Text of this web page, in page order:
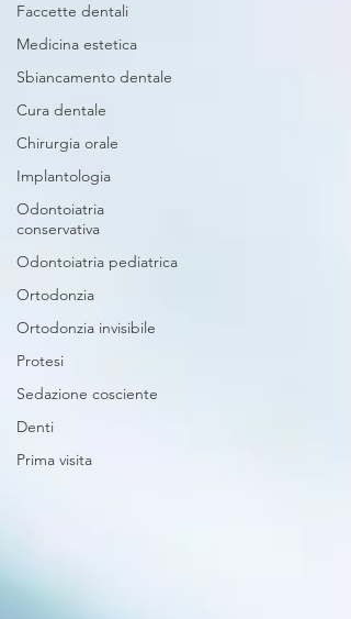
Faccette dentali
Medicina estetica
Sbiancamento dentale
Cura dentale
Chirurgia orale
Implantologia
Odontoiatria
conservativa
Odontoiatria pediatrica
Ortodonzia
Ortodonzia invisibile
Protesi
Sedazione cosciente
Denti
Prima visita